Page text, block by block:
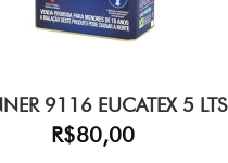
9116 EUCATEX 5 LTS
R$80,00